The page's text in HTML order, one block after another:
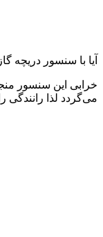
آیا با سنسور دریچه
خرابی این سنسور
می‌گردد لذا رانندگی